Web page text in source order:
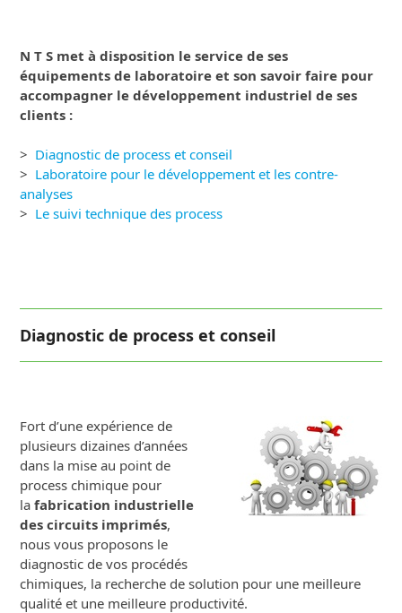
N T S met à disposition le service de ses
équipements de laboratoire et son savoir faire pour
accompagner le développement industriel de ses
clients :
> Diagnostic de process et conseil
> Laboratoire pour le développement et les contre-
analyses
> Le suivi technique des process
Diagnostic de process et conseil
Fort d’une expérience de
plusieurs dizaines d’années
dans la mise au point de
process chimique pour
lafabrication industrielle
des circuits imprimés,
nous vous proposons le
diagnostic de vos procédés
chimiques, la recherche de solution pour une meilleure
qualité et une meilleure productivité.